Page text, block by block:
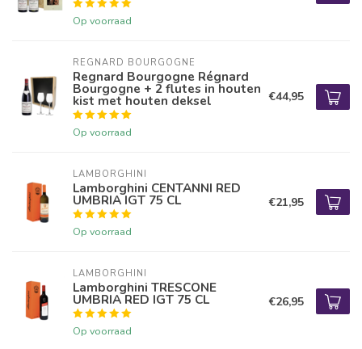
Op voorraad
REGNARD BOURGOGNE
Regnard Bourgogne Régnard
Bourgogne + 2 flutes in houten
kist met houten deksel
Op voorraad
€44,95
LAMBORGHINI
Lamborghini CENTANNI RED
UMBRIA IGT 75 CL
Op voorraad
€21,95
LAMBORGHINI
Lamborghini TRESCONE
UMBRIA RED IGT 75 CL
Op voorraad
€26,95